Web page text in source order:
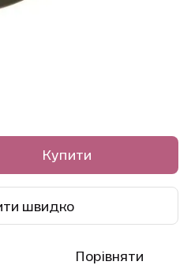
Купити
швидко
Порівняти